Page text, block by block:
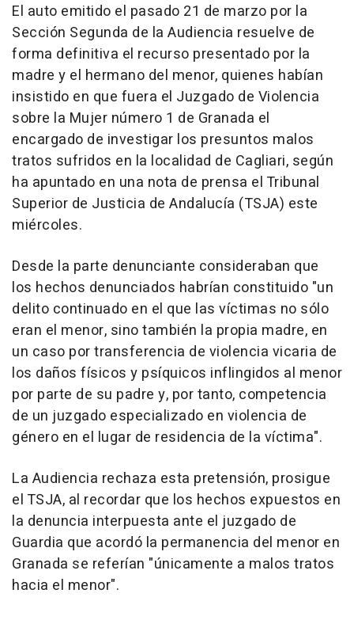
El auto emitido el pasado 21 de marzo por la
Sección Segunda de la Audiencia resuelve de
forma definitiva el recurso presentado por la
madre y el hermano del menor, quienes habían
insistido en que fuera el Juzgado de Violencia
sobre la Mujer número 1 de Granada el
encargado de investigar los presuntos malos
tratos sufridos en la localidad de Cagliari, según
ha apuntado en una nota de prensa el Tribunal
Superior de Justicia de Andalucía (TSJA) este
miércoles.
Desde la parte denunciante consideraban que
los hechos denunciados habrían constituido "un
delito continuado en el que las víctimas no sólo
eran el menor, sino también la propia madre, en
un caso por transferencia de violencia vicaria de
los daños físicos y psíquicos inflingidos al menor
por parte de su padre y, por tanto, competencia
de un juzgado especializado en violencia de
género en el lugar de residencia de la víctima".
La Audiencia rechaza esta pretensión, prosigue
el TSJA, al recordar que los hechos expuestos en
la denuncia interpuesta ante el juzgado de
Guardia que acordó la permanencia del menor en
Granada se referían "únicamente a malos tratos
hacia el menor".